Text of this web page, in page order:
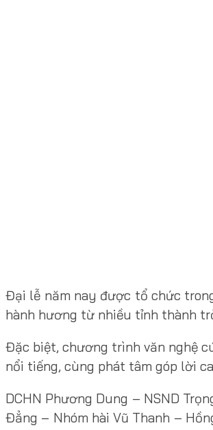
Đại lễ năm nay được tổ chức
hành hương từ nhiều tỉnh thành
Đặc biệt, chương trình văn nghệ
nổi tiếng, cùng phát tâm góp lời
DCHN Phương Dung – NSND
Đẳng – Nhóm hài Vũ Thanh –